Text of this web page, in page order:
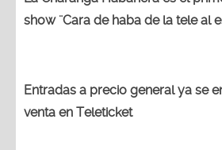
show ¨Cara de haba de la tele al
Entradas a precio general ya se
venta en Teleticket